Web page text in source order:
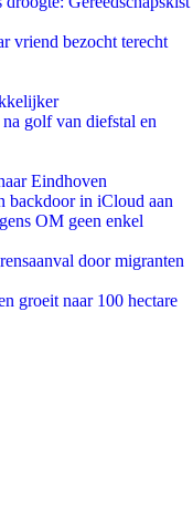
vriend bezocht terecht
golf van diefstal en
Eindhoven
backdoor in iCloud aan
OM geen enkel
door migranten
groeit naar 100 hectare